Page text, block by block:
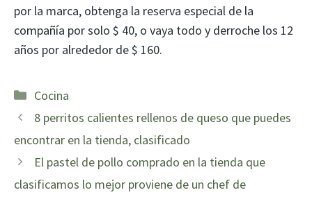
por la marca, obtenga la reserva especial de la
compañía por solo $ 40, o vaya todo y derroche los 12
años por alrededor de $ 160.
Categorías
Cocina
8 perritos calientes rellenos de queso que puedes
encontrar en la tienda, clasificado
El pastel de pollo comprado en la tienda que
clasificamos lo mejor proviene de un chef de